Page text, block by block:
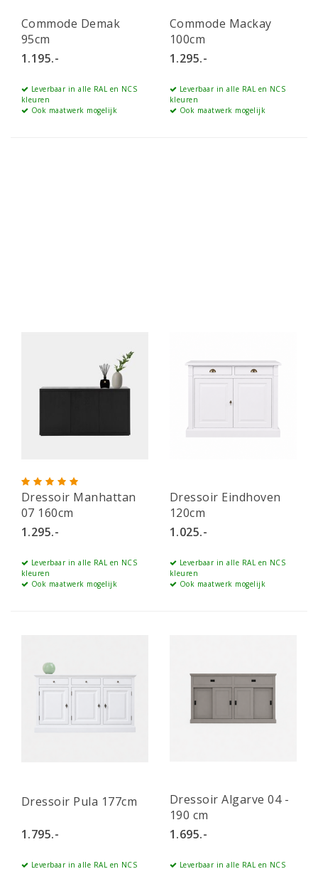
Commode Demak
95cm
1.195.-
Leverbaar in alle RAL en NCS
kleuren
Ook maatwerk mogelijk
Commode Mackay
100cm
1.295.-
Leverbaar in alle RAL en NCS
kleuren
Ook maatwerk mogelijk
Dressoir Manhattan
07 160cm
1.295.-
Leverbaar in alle RAL en NCS
kleuren
Ook maatwerk mogelijk
Dressoir Eindhoven
120cm
1.025.-
Leverbaar in alle RAL en NCS
kleuren
Ook maatwerk mogelijk
Dressoir Pula 177cm
1.795.-
Leverbaar in alle RAL en NCS
Dressoir Algarve 04 -
190 cm
1.695.-
Leverbaar in alle RAL en NCS